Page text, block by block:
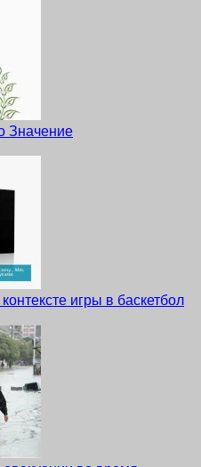
Значение
игры в баскетбол